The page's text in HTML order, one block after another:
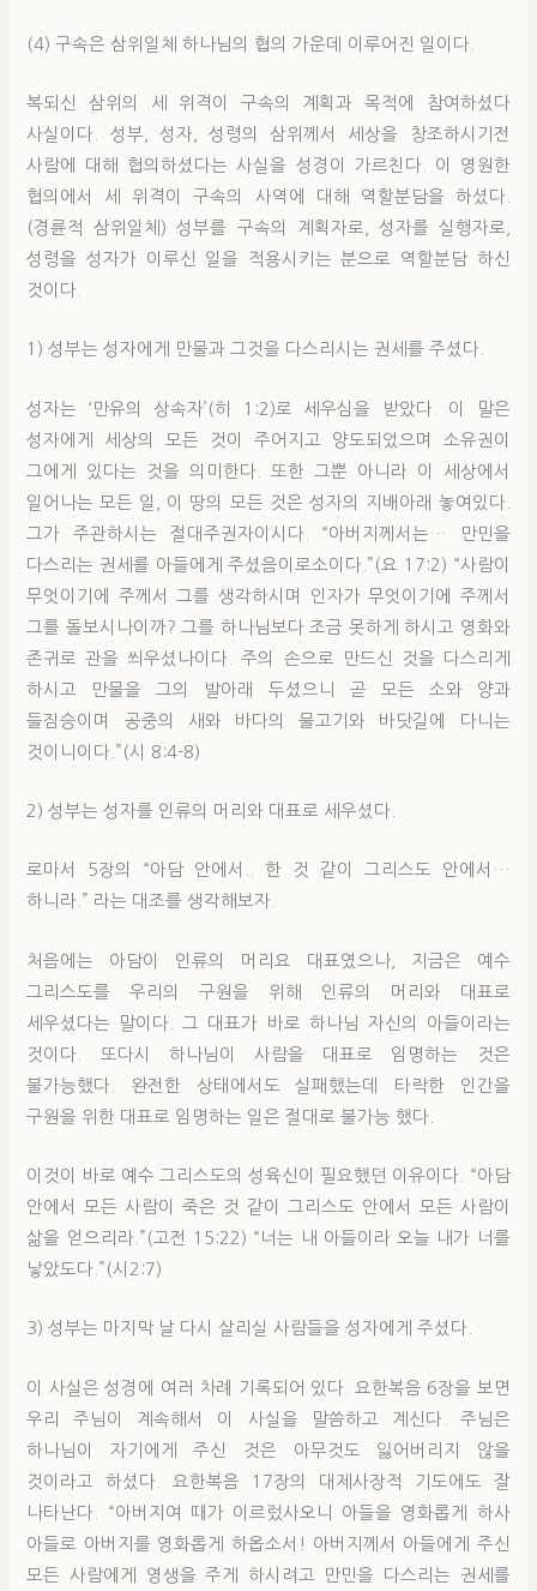
(4) 구속은 삼위일체 하나님의 협의 가운데 이루어진 일이다.
복되신 삼위의 세 위격이 구속의 계획과 목적에 참여하셨다
사실이다. 성부, 성자, 성령의 삼위께서 세상을 창조하시기전
사람에 대해 협의하셨다는 사실을 성경이 가르친다. 이 영원한
협의에서 세 위격이 구속의 사역에 대해 역할분담을 하셨다.
(경륜적 삼위일체) 성부를 구속의 계획자로, 성자를 실행자로,
성령을 성자가 이루신 일을 적용시키는 분으로 역할분담 하신
것이다.
1) 성부는 성자에게 만물과 그것을 다스리시는 권세를 주셨다.
성자는 ‘만유의 상속자’(히 1:2)로 세우심을 받았다. 이 말은
성자에게 세상의 모든 것이 주어지고 양도되었으며 소유권이
그에게 있다는 것을 의미한다. 또한 그뿐 아니라 이 세상에서
일어나는 모든 일, 이 땅의 모든 것은 성자의 지배아래 놓여있다.
그가 주관하시는 절대주권자이시다. “아버지께서는… 만민을
다스리는 권세를 아들에게 주셨음이로소이다.”(요 17:2) “사람이
무엇이기에 주께서 그를 생각하시며 인자가 무엇이기에 주께서
그를 돌보시나이까? 그를 하나님보다 조금 못하게 하시고 영화와
존귀로 관을 씌우셨나이다. 주의 손으로 만드신 것을 다스리게
하시고 만물을 그의 발아래 두셨으니 곧 모든 소와 양과
들짐승이며 공중의 새와 바다의 물고기와 바닷길에 다니는
것이니이다.”(시 8:4-8)
2) 성부는 성자를 인류의 머리와 대표로 세우셨다.
로마서 5장의 “아담 안에서.. 한 것 같이 그리스도 안에서…
하니라.” 라는 대조를 생각해보자.
처음에는 아담이 인류의 머리요 대표였으나, 지금은 예수
그리스도를 우리의 구원을 위해 인류의 머리와 대표로
세우셨다는 말이다. 그 대표가 바로 하나님 자신의 아들이라는
것이다. 또다시 하나님이 사람을 대표로 임명하는 것은
불가능했다. 완전한 상태에서도 실패했는데 타락한 인간을
구원을 위한 대표로 임명하는 일은 절대로 불가능 했다.
이것이 바로 예수 그리스도의 성육신이 필요했던 이유이다. “아담
안에서 모든 사람이 죽은 것 같이 그리스도 안에서 모든 사람이
삶을 얻으리라.”(고전 15:22) “너는 내 아들이라 오늘 내가 너를
낳았도다.”(시2:7)
3) 성부는 마지막 날 다시 살리실 사람들을 성자에게 주셨다.
이 사실은 성경에 여러 차례 기록되어 있다. 요한복음 6장을 보면
우리 주님이 계속해서 이 사실을 말씀하고 계신다. 주님은
하나님이 자기에게 주신 것은 아무것도 잃어버리지 않을
것이라고 하셨다. 요한복음 17장의 대제사장적 기도에도 잘
나타난다. “아버지여 때가 이르렀사오니 아들을 영화롭게 하사
아들로 아버지를 영화롭게 하옵소서! 아버지께서 아들에게 주신
모든 사람에게 영생을 주게 하시려고 만민을 다스리는 권세를